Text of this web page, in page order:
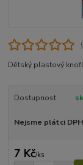
Dětský plastový
Dostupnost
Nejsme plátci DPH
7 Kč/ks